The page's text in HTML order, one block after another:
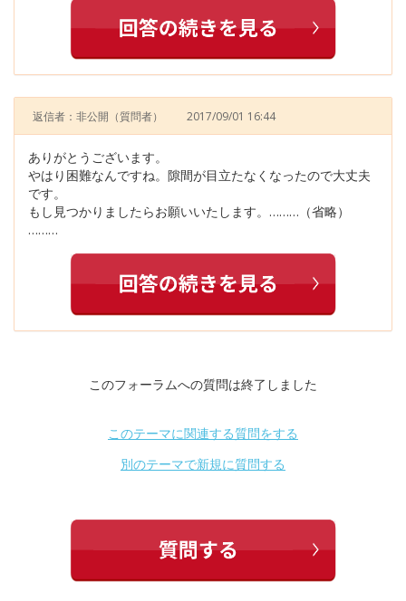
返信者：非公開 （質問者） 2017/09/01 16:44
ありがとうございます。
やはり困難なんですね。隙間が目立たなくなったので大丈夫
です。
もし見つかりましたらお願いいたします。………（省略）
………
このフォーラムへの質問は終了しました
このテーマに関連する質問をする
別のテーマで新規に質問する